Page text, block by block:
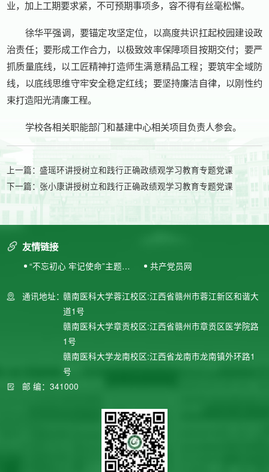
业，加上工期要求紧，不可预期事项多，容不得有丝毫松懈。
徐华平强调，要锚定攻坚定位，以高度共识扛起校园建设政
治责任；要形成工作合力，以极致效率保障项目按期交付；要严
抓质量底线，以工匠精神打造师生满意精品工程；要筑牢全域防
线，以底线思维守牢安全稳定红线；要坚持廉洁自律，以刚性约
束打造阳光清廉工程。
学校各相关职能部门和基建中心相关项目负责人参会。
上一篇：盛瑶环讲授树立和践行正确政绩观学习教育专题党课
下一篇：张小康讲授树立和践行正确政绩观学习教育专题党课
友情链接
“不忘初心 牢记使命”主题教
共产党员网
通讯地址：赣南医科大学蓉江校区:江西省赣州市蓉江新区和谐大
道1号
赣南医科大学章贡校区:江西省赣州市章贡区医学院路
1号
赣南医科大学龙南校区:江西省龙南市龙南镇外环路1
号
邮 编：341000